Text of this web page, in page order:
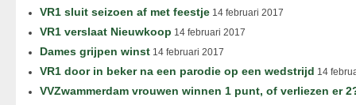
VR1 sluit seizoen af met feestje 14 februari 2017
VR1 verslaat Nieuwkoop 14 februari 2017
Dames grijpen winst 14 februari 2017
VR1 door in beker na een parodie op een wedstrijd 14
VVZwammerdam vrouwen winnen 1 punt, of verliezen er